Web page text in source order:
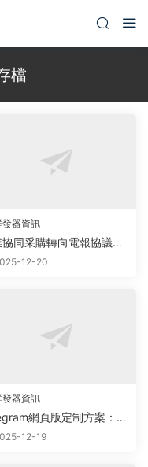
檔
發器資訊
同采購轉向電報協議，
發器破解批量采集難題
12-20
發器資訊
網頁版定制方案：雲
能調度系統助力企業通
12-19